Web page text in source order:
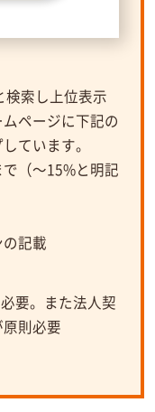
検索し上位表示
ページに下記の
ています。
（～15%と明記
記載
要。また法人契
則必要